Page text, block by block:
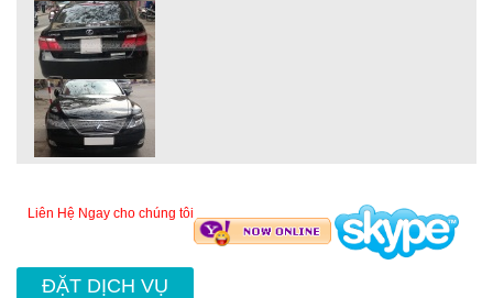
Liên Hệ Ngay cho chúng tôi
ĐẶT DỊCH VỤ